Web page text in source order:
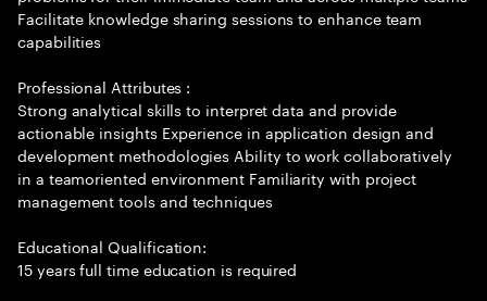
Facilitate knowledge sharing sessions to enhance team
capabilities
Professional Attributes :
Strong analytical skills to interpret data and provide
actionable insights Experience in application design and
development methodologies Ability to work collaboratively
in a teamoriented environment Familiarity with project
management tools and techniques
Educational Qualification:
15 years full time education is required